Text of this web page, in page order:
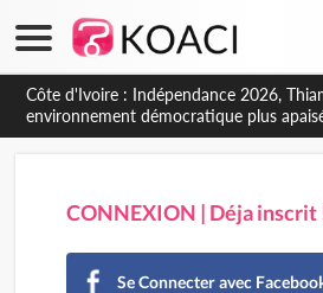
CONNEXION | Déja inscrit
Se Connecter avec